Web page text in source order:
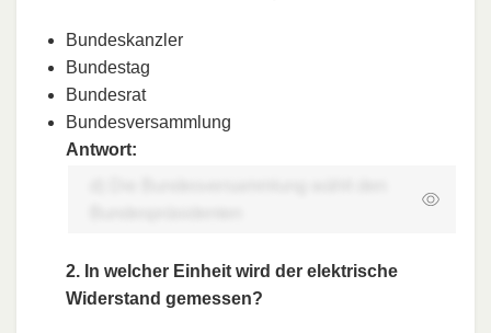
Bundeskanzler
Bundestag
Bundesrat
Bundesversammlung
Antwort:
2. In welcher Einheit wird der elektrische
Widerstand gemessen?